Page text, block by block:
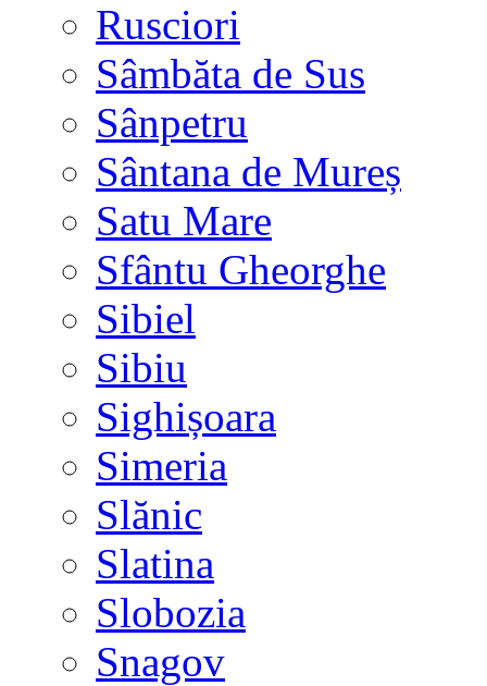
Rusciori
Sâmbăta de Sus
Sânpetru
Sântana de Mureș
Satu Mare
Sfântu Gheorghe
Sibiel
Sibiu
Sighișoara
Simeria
Slănic
Slatina
Slobozia
Snagov